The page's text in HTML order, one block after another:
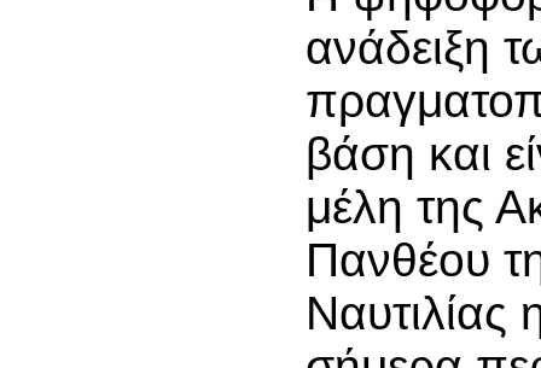
ανάδειξη
βάση και
μέλη της
Πανθέου
Ναυτιλίας